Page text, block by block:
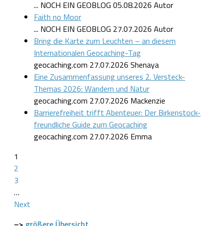
... NOCH EIN GEOBLOG 05.08.2026 Autor
Faith no Moor
... NOCH EIN GEOBLOG 27.07.2026 Autor
Bring die Karte zum Leuchten – an diesem
Internationalen Geocaching-Tag
geocaching.com 27.07.2026 Shenaya
Eine Zusammenfassung unseres 2. Versteck-
Themas 2026: Wandern und Natur
geocaching.com 27.07.2026 Mackenzie
Barrierefreiheit trifft Abenteuer: Der Birkenstock-
freundliche Guide zum Geocaching
geocaching.com 27.07.2026 Emma
1
2
3
…
Next